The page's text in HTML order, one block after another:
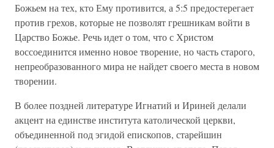
Божьем на тех, кто Ему противится, а 5:5 предостерегает
против грехов, которые не позволят грешникам войти в
Царство Божье. Речь идет о том, что с Христом
воссоединится именно новое творение, но часть старого,
непреобразованного мира не найдет своего места в новом
творении.
В более поздней литературе Игнатий и Ириней делали
акцент на единстве института католической церкви,
объединенной под эгидой епископов, старейшин